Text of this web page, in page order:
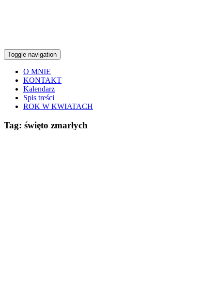
Toggle navigation
O MNIE
KONTAKT
Kalendarz
Spis treści
ROK W KWIATACH
Tag: święto zmarłych